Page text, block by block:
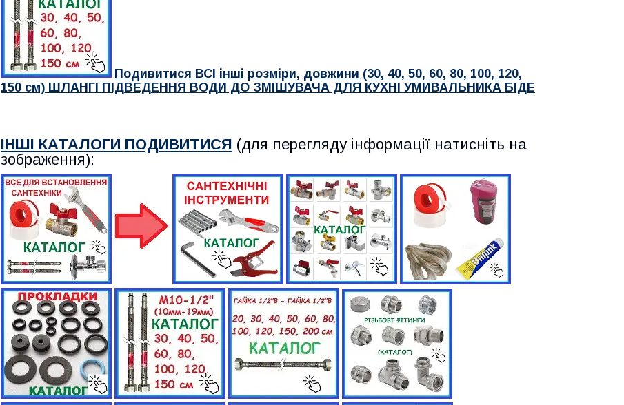
Подивитися ВСІ інші розміри, довжини (30, 40, 50, 60, 80, 100, 120,
150 см) ШЛАНГІ ПІДВЕДЕННЯ ВОДИ ДО ЗМІШУВАЧА ДЛЯ КУХНІ УМИВАЛЬНИКА БІДЕ
ІНШІ КАТАЛОГИ ПОДИВИТИСЯ (для перегляду інформації натисніть на
зображення):